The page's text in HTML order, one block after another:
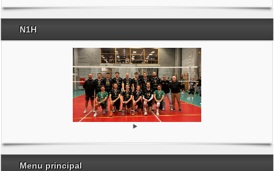
Les stages
Documents
N1H
Menu principal